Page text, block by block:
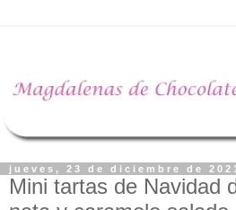
jueves, 23 de diciembre de 2021
Mini tartas de Navidad